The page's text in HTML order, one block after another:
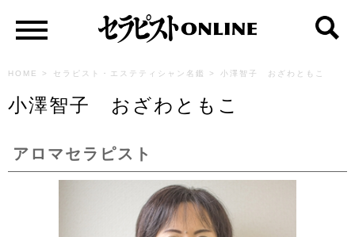
HOME > セラピスト・エステティシャン名鑑 > 小澤智子 おざわともこ
小澤智子 おざわともこ
アロマセラピスト